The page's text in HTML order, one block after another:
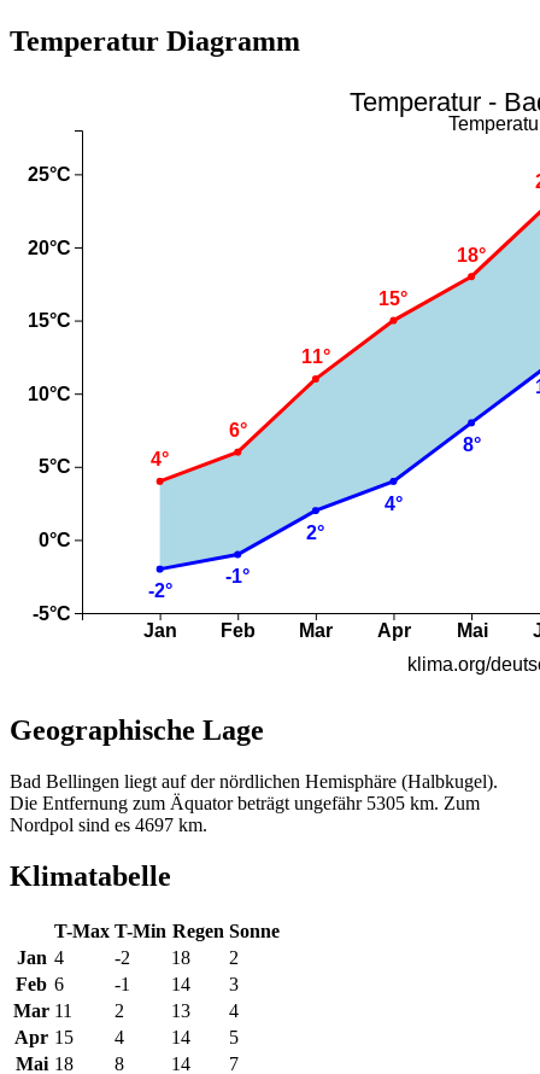
Temperatur Diagramm
Geographische Lage
Bad Bellingen liegt auf der nördlichen Hemisphäre (Halbkugel).
Die Entfernung zum Äquator beträgt ungefähr 5305 km. Zum
Nordpol sind es 4697 km.
Klimatabelle
T-Max T-Min Regen Sonne
Jan 4 -2 18
2
Feb 6 -1 14
3
Mar 11 2 13
4
Apr 15 4 14
5
Mai 18 8 14 7